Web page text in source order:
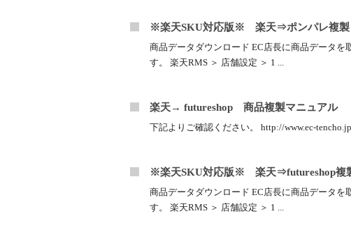
※楽天SKU対応版※ 楽天⇒ポンパレ複製
商品データダウンロード EC店長に商品データを
す。 楽天RMS ＞ 店舗設定 ＞ 1 ...
楽天→ futureshop 商品複製マニュアル
下記よりご確認ください。 http://www.ec-
※楽天SKU対応版※ 楽天⇒futureshop複
商品データダウンロード EC店長に商品データを
す。 楽天RMS ＞ 店舗設定 ＞ 1 ...